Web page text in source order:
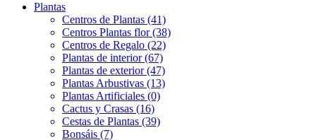
Plantas
Centros de Plantas (41)
Centros Plantas flor (38)
Centros de Regalo (22)
Plantas de interior (67)
Plantas de exterior (47)
Plantas Arbustivas (13)
Plantas Artificiales (0)
Cactus y Crasas (16)
Cestas de Plantas (39)
Bonsáis (7)